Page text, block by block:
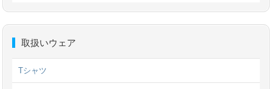
取扱いウェア
Tシャツ